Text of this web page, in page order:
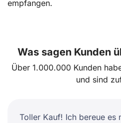
empfangen.
Was sagen Kunden
Über 1.000.000 Kunden
und sind
Toller Kauf! Ich bereue es